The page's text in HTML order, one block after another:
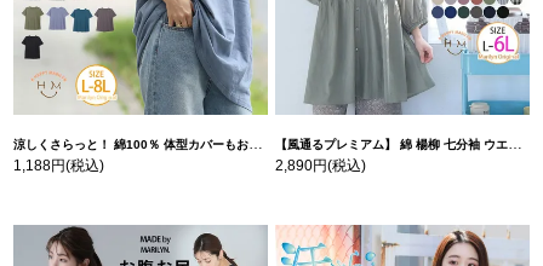
涼しくさらっと！ 綿100％ 体型カバーもお洒落も叶える 風合いコットン ゆるシルエット ドルマン | 大きいサイズの通販ならハッピーマリリン
1,188円(税込)
【風通るプレミアム】 綿 楊柳 七分袖 ウエストギャザー ブラウス | 大きいサイズの通販ならハッピーマリリン
2,890円(税込)